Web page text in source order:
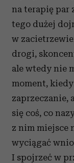
na terapię par
tego dużej
w
drogi,
ale wtedy nie
moment,
zaprzeczanie,
się coś, co
z nim miejsce
wyciągać
I spojrzeć w